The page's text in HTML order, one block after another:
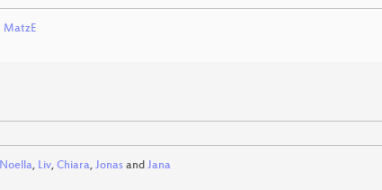
MatzE
Noella, Liv, Chiara, Jonasand Jana